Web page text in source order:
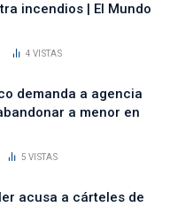
incendios | El Mundo
4VISTAS
demanda a agencia
a menor en
5VISTAS
acusa a cárteles de